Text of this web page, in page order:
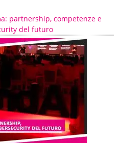
partnership, competenze e
del futuro